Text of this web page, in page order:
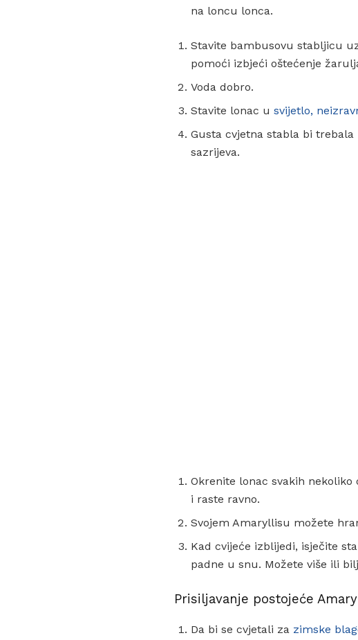
na loncu lonca.
Stavite bambusovu stabljicu
pomoći izbjeći oštećenje
Voda dobro.
Stavite lonac u svijetlo,
Gusta cvjetna stabla bi
sazrijeva.
Okrenite lonac svakih
i raste ravno.
Svojem Amaryllisu možete
Kad cvijeće izblijedi, isječite
padne u snu. Možete više ili
Prisiljavanje postojeće
Da bi se cvjetali za zimske